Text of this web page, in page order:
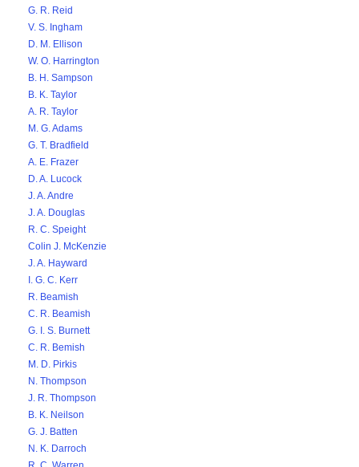
G. R. Reid
V. S. Ingham
D. M. Ellison
W. O. Harrington
B. H. Sampson
B. K. Taylor
A. R. Taylor
M. G. Adams
G. T. Bradfield
A. E. Frazer
D. A. Lucock
J. A. Andre
J. A. Douglas
R. C. Speight
Colin J. McKenzie
J. A. Hayward
I. G. C. Kerr
R. Beamish
C. R. Beamish
G. I. S. Burnett
C. R. Bemish
M. D. Pirkis
N. Thompson
J. R. Thompson
B. K. Neilson
G. J. Batten
N. K. Darroch